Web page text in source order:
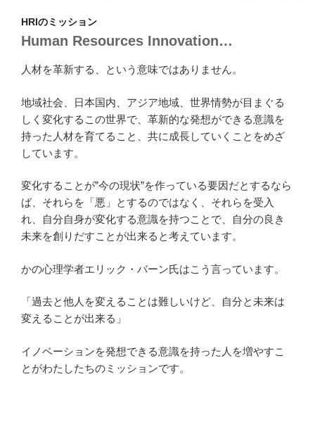
HRIのミッション
Human Resources Innovation…
人材を革新する、という意味ではありません。
地域社会、日本国内、アジア地域、世界情勢が目まぐる
しく変化するこの世界で、革新的な発想ができる意識を
持った人材を育てること、共に成長していくことをめざ
しています。
変化することが”今の現状”を作っている要因だとするなら
ば、それらを「悪」とするのではなく、それらを受入
れ、自分自身が変化する意識を持つことで、自分の良き
未来を創りだすことが出来ると考えています。
かの心理学者エリック・バーン氏はこう言っています。
「過去と他人を変えることは難しいけど、自分と未来は
変えることが出来る」
イノベーションを発想できる意識を持った人を増やすこ
とがわたしたちのミッションです。